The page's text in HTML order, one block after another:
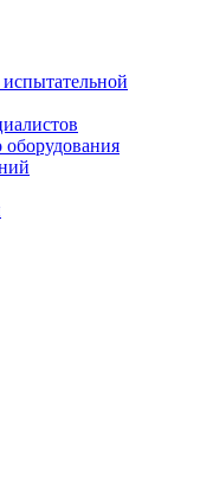
оборудования